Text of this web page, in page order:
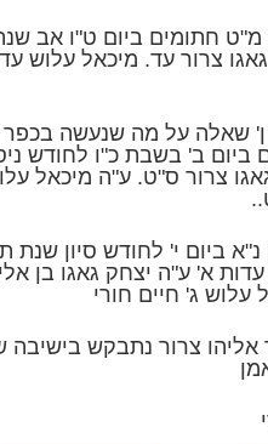
חתומים ביום ט"ו אב
צרור עד. מיכאל עלוש
ן' שאלה על מה שנעשה בכפר
ביום ב' בשבת כ"ו לחודש
צרור ס"ט. ע"ה מיכאל
ביום י' לחודש סיון שנת
א' ע"ה יצחק גאגו בן
עלוש ג' חיים חורי
אליהו צרור נתבקש